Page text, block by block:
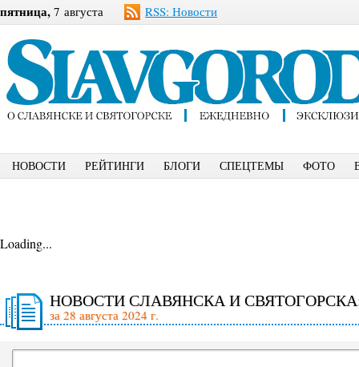
пятница, 7 августа RSS: Новости
НОВОСТИ РЕЙТИНГИ БЛОГИ СПЕЦТЕМЫ ФОТО
Loading...
НОВОСТИ СЛАВЯНСКА И
за 28 августа 2024 г.